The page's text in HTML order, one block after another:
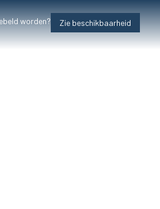
worden? Zie beschikbaarheid